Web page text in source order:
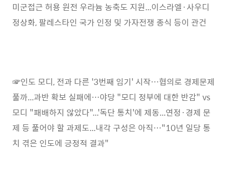
미군접근 허용 원전 우라늄 농축도 지원...이스라엘·사우디
정상화, 팔레스타인 국가 인정 및 가자전쟁 종식 등이 관건
☞인도 모디, 전과 다른 '3번째 임기' 시작…협의로 경제문제
풀까...과반 확보 실패에…야당 "모디 정부에 대한 반감" vs
모디 "패배하지 않았다"...'독단 통치'에 제동...연정·경제 문
제 등 풀어야 할 과제도...내각 구성은 아직…"10년 일당 통
치 겪은 인도에 긍정적 결과"